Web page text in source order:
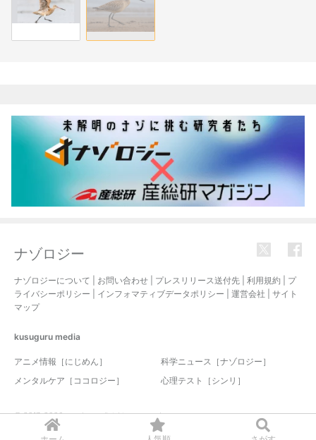
ナゾロジー
ナゾロジーについて お問い合わせ プレスリリース送付先 利用規約
プ
ライバシーポリシー
インフォマティブデータポリシー 運営会社
サイト
マップ
kusuguru media
アニメ情報［にじめん］
科学ニュース［ナゾロジー］
メンタルケア［ココロジー］
心理テスト［シンリ］
© 2017-2026 nazology. all rights reserved.